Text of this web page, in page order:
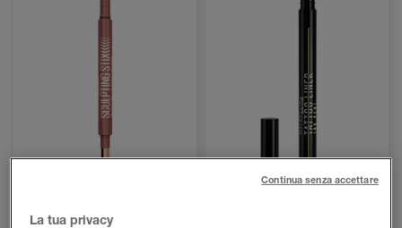
SCULPTING STIX MATITA OCCHI 2 IN 1
La tua privacy
Continua senza accettare